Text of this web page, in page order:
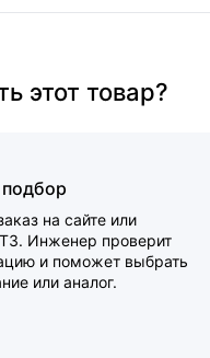
этот товар?
на сайте или
Инженер проверит
и поможет выбрать
или аналог.